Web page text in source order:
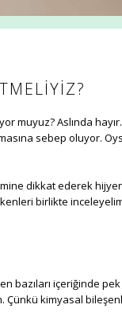
Aslında
sebep oluyor.
dikkat ederek
birlikte
bazıları içeriğinde
Çünkü kimyasal